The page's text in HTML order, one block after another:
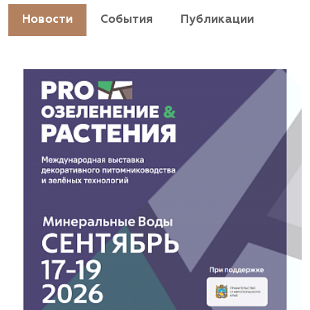
Владимирская область, Киржачский район, пос.
Знаменское
(929) 992-7100
Московская область, Каширский р-н, дер.
Барабаново
(929) 992-7100
pitomnik-kashira.ru
Новости События Публикации